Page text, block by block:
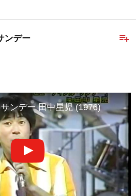
playlist_add
ンデー
ンデー 田中星児 (1976)